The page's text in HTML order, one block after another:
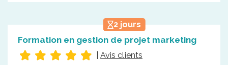
2 jours
Formation en gestion de projet marketing
Avis clients